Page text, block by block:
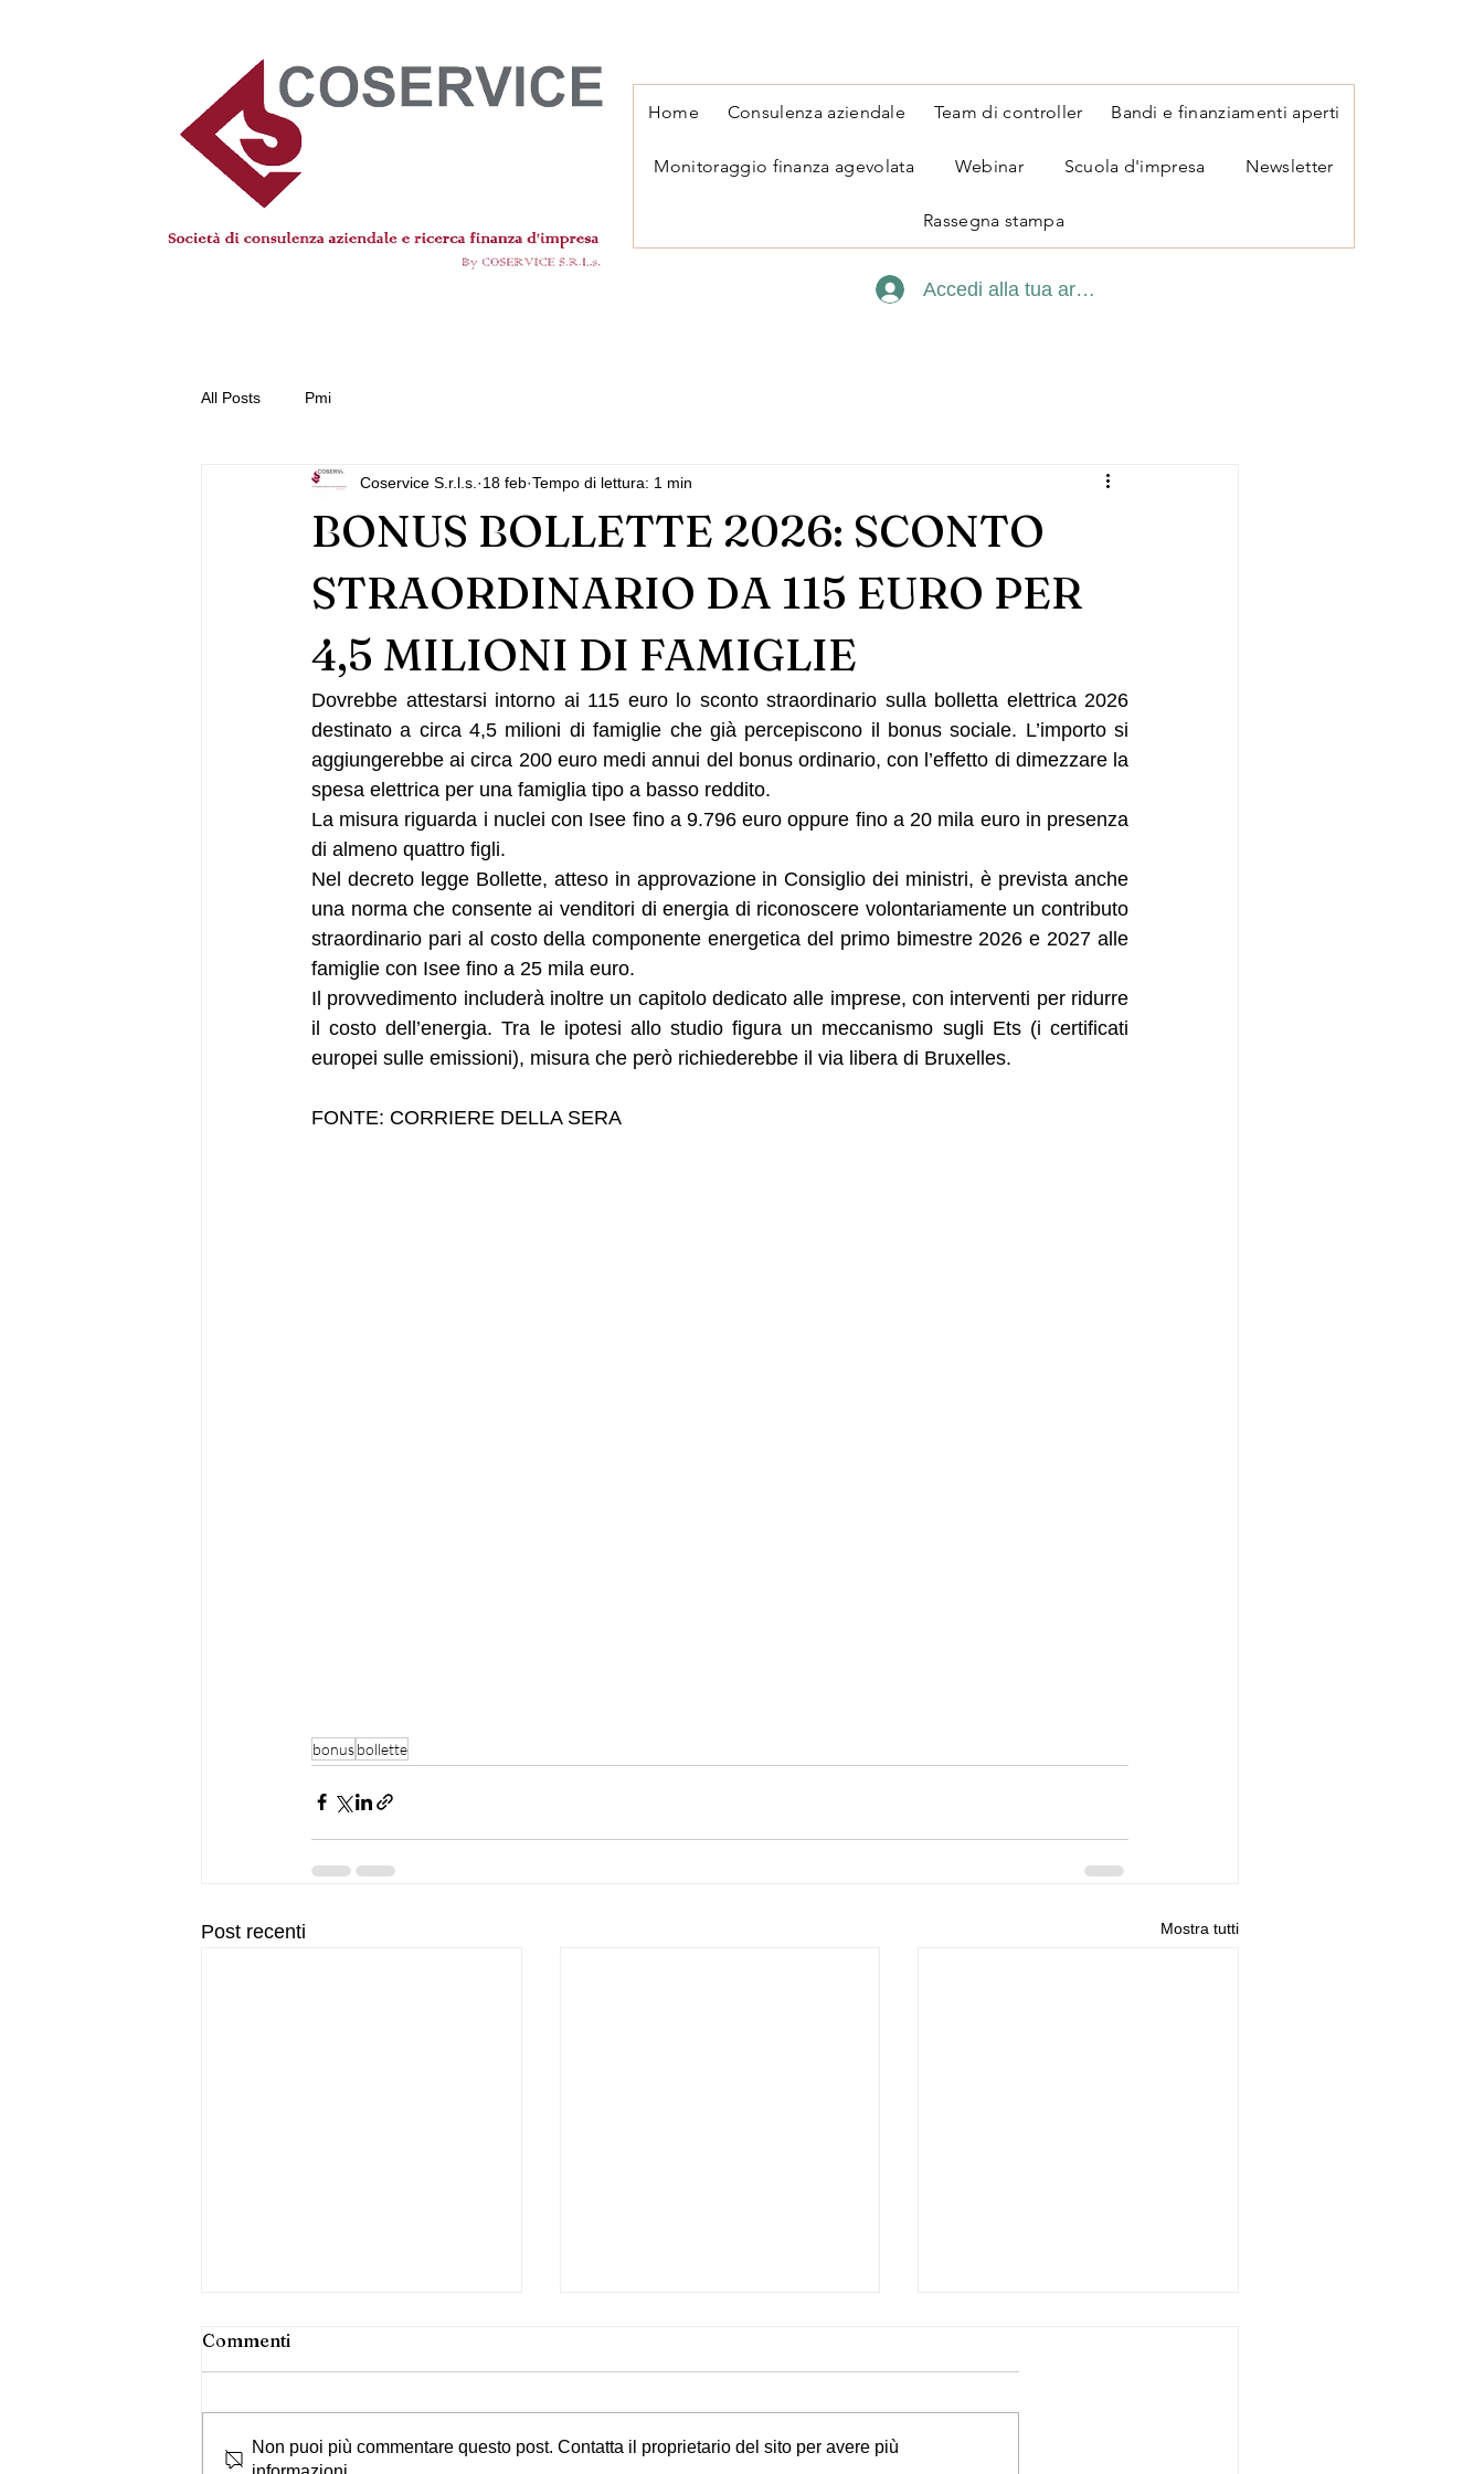
Home Consulenza aziendale Team di controller Bandi e finanziamenti aperti
Monitoraggio finanza agevolata Webinar Scuola d'impresa Newsletter
Rassegna stampa
Accedi alla tua area personale
All Posts Pmi
BONUS BOLLETTE 2026: SCONTO
STRAORDINARIO DA 115 EURO PER
4,5 MILIONI DI FAMIGLIE
Coservice S.r.l.s. 18 feb Tempo di lettura: 1 min
Dovrebbe attestarsi intorno ai 115 euro lo sconto straordinario sulla bolletta elettrica 2026
destinato a circa 4,5 milioni di famiglie che già percepiscono il bonus sociale. L’importo si
aggiungerebbe ai circa 200 euro medi annui del bonus ordinario, con l’effetto di dimezzare la
spesa elettrica per una famiglia tipo a basso reddito.
La misura riguarda i nuclei con Isee fino a 9.796 euro oppure fino a 20 mila euro in presenza
di almeno quattro figli.
Nel decreto legge Bollette, atteso in approvazione in Consiglio dei ministri, è prevista anche
una norma che consente ai venditori di energia di riconoscere volontariamente un contributo
straordinario pari al costo della componente energetica del primo bimestre 2026 e 2027 alle
famiglie con Isee fino a 25 mila euro.
Il provvedimento includerà inoltre un capitolo dedicato alle imprese, con interventi per ridurre
il costo dell’energia. Tra le ipotesi allo studio figura un meccanismo sugli Ets (i certificati
europei sulle emissioni), misura che però richiederebbe il via libera di Bruxelles.
FONTE: CORRIERE DELLA SERA
bonusbollette
Post recenti Mostra tutti
Commenti
Non puoi più commentare questo post. Contatta il proprietario del sito per avere più